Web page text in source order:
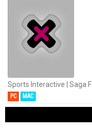
Sports Interactive | Saga
PC MAC